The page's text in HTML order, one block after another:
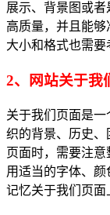
展示、背景图或者
高质量，并且能
大小和格式也需要
2、网站关于我
关于我们页面是
织的背景、历史、
页面时，需要注
用适当的字体、
记忆关于我们页面